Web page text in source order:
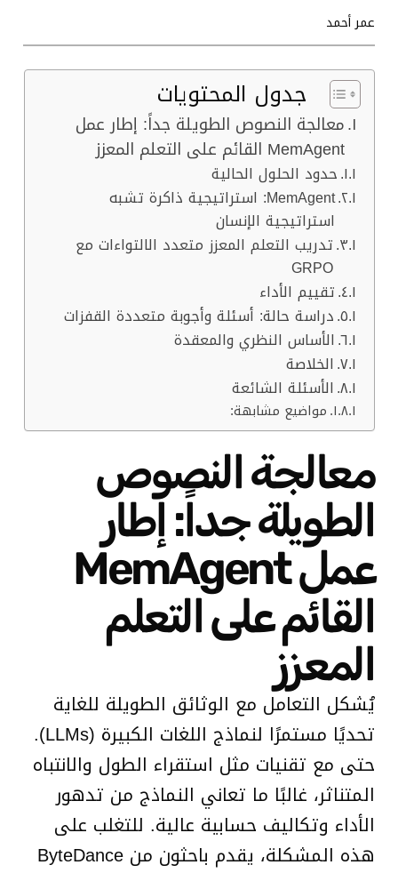
عمر أحمد
جدول المحتويات
معالجة النصوص الطويلة جداً: إطار عمل
MemAgent القائم على التعلم المعزز
حدود الحلول الحالية
MemAgent: استراتيجية ذاكرة تشبه
استراتيجية الإنسان
تدريب التعلم المعزز متعدد الالتواءات مع
GRPO
تقييم الأداء
دراسة حالة: أسئلة وأجوبة متعددة القفزات
الأساس النظري والمعقدة
الخلاصة
الأسئلة الشائعة
مواضيع مشابهة:
معالجة النصوص
الطويلة جداً: إطار
عمل MemAgent
القائم على التعلم
المعزز
يُشكل التعامل مع الوثائق الطويلة للغاية
تحديًا مستمرًا لنماذج اللغات الكبيرة (LLMs).
حتى مع تقنيات مثل استقراء الطول والانتباه
المتناثر، غالبًا ما تعاني النماذج من تدهور
الأداء وتكاليف حسابية عالية. للتغلب على
هذه المشكلة، يقدم باحثون من ByteDance